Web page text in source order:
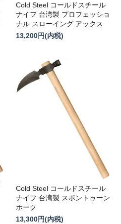
Cold Steel コールドスチール
ナイフ 台湾製 プロフェッショ
ナル スローイング アックス
13,200円(内税)
Cold Steel コールドスチール
ナイフ 台湾製 スポントゥーン
ホーク
13,300円(内税)